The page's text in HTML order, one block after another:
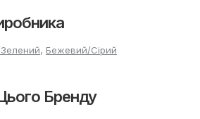
кросівки Adidas
точності потрібно вимірювати
Зелений, Бежевий/Сірий
Бренду